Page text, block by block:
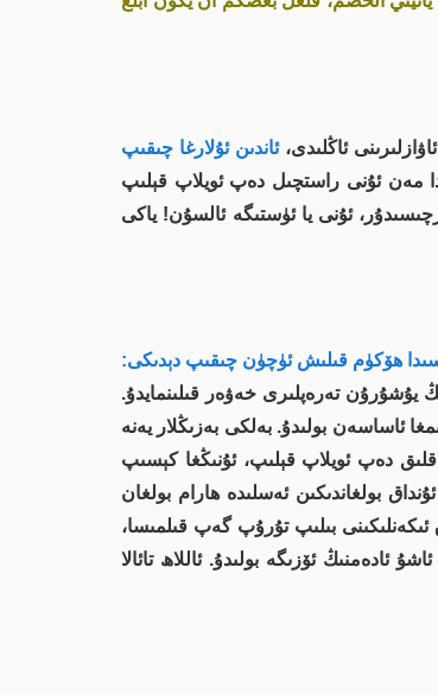
ئاڭلىدى، ئاندىن ئۇلارغا چىقىپ
مەن ئۇنى راستچىل دەپ ئويلاپ قېلىپ
ئۇنى يا ئۈستىگە ئالسۇن! ياكى
ھۆكۈم قىلىش ئۈچۈن چىقىپ دېدىكى:
يۇشۇرۇن تەرەپلىرى خەۋەر قىلىنمايدۇ.
ئاساسەن بولىدۇ. بەلكى بەزىڭلار يەنە
دەپ ئويلاپ قېلىپ، ئۇنىڭغا كېسىپ
بولغاندىكىن ئەسلىدە ھارام بولغان
بىلىپ تۇرۇپ گەپ قىلمىسا،
ئۆزىگە بولىدۇ. ئاللاھ تائالا